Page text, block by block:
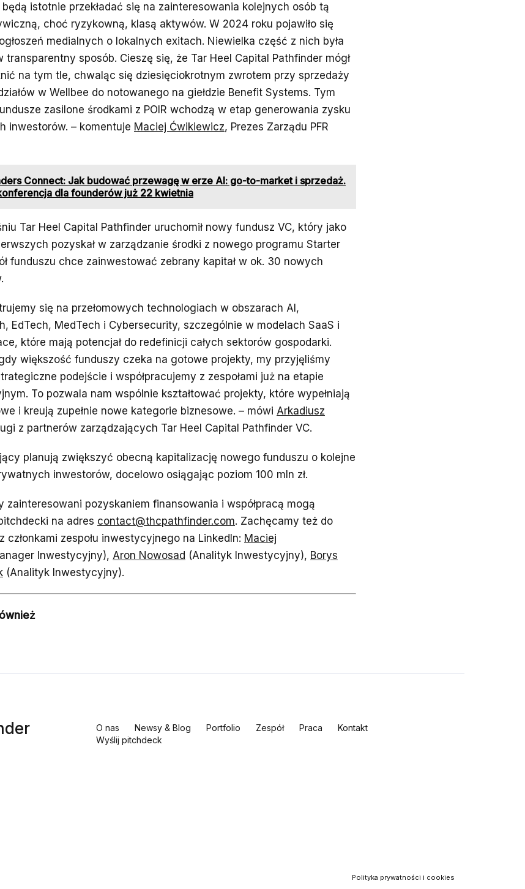
istotnie przekładać się na zainteresowania kolejnych osób tą
choć ryzykowną, klasą aktywów. W 2024 roku pojawiło się
medialnych o lokalnych exitach. Niewielka część z nich była
transparentny sposób. Cieszę się, że Tar Heel Capital Pathfinder mógł
na tym tle, chwaląc się dziesięciokrotnym zwrotem przy sprzedaży
w Wellbee do notowanego na giełdzie Benefit Systems. Tym
zasilone środkami z POIR wchodzą w etap generowania zysku
inwestorów. – komentuje Maciej Ćwikiewicz, Prezes Zarządu PFR
Connect: Jak budować przewagę w erze AI: go-to-market i sprzedaż.
dla founderów już 22 kwietnia
Tar Heel Capital Pathfinder uruchomił nowy fundusz VC, który jako
pozyskał w zarządzanie środki z nowego programu Starter
funduszu chce zainwestować zebrany kapitał w ok. 30 nowych
się na przełomowych technologiach w obszarach AI,
EdTech, MedTech i Cybersecurity, szczególnie w modelach SaaS i
które mają potencjał do redefinicji całych sektorów gospodarki.
większość funduszy czeka na gotowe projekty, my przyjęliśmy
podejście i współpracujemy z zespołami już na etapie
To pozwala nam wspólnie kształtować projekty, które wypełniają
i kreują zupełnie nowe kategorie biznesowe. – mówi Arkadiusz
z partnerów zarządzających Tar Heel Capital Pathfinder VC.
planują zwiększyć obecną kapitalizację nowego funduszu o kolejne
inwestorów, docelowo osiągając poziom 100 mln zł.
zainteresowani pozyskaniem finansowania i współpracą mogą
na adres contact@thcpathfinder.com. Zachęcamy też do
członkami zespołu inwestycyjnego na LinkedIn: Maciej
Inwestycyjny), Aron Nowosad (Analityk Inwestycyjny), Borys
(Analityk Inwestycyjny).
O nas Newsy & Blog Portfolio Zespół Praca
Kontakt
Wyślij pitchdeck
Polityka prywatności i cookies